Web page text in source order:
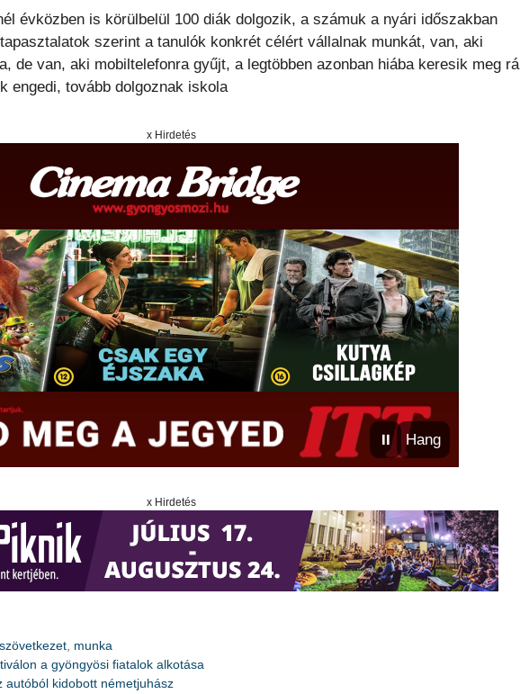
évközben is körülbelül 100 diák dolgozik, a számuk a nyári időszakban
szerint a tanulók konkrét célért vállalnak munkát, van, aki
de van, aki mobiltelefonra gyűjt, a legtöbben azonban hiába keresik meg rá
engedi, tovább dolgoznak iskola
x Hirdetés
⏸ Hang
x Hirdetés
munka
a gyöngyösi fiatalok alkotása
autóból kidobott németjuhász